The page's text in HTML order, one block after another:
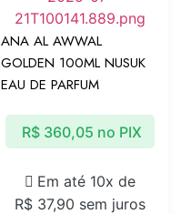
ANA AL AWWAL
GOLDEN 100ML NUSUK
EAU DE PARFUM
Em até 10x de
R$ 37,90 sem juros
R$ 360,05 no PIX